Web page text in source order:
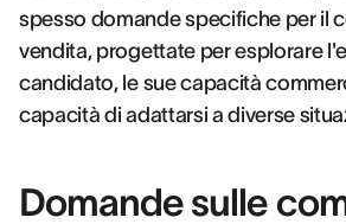
spesso domande specifiche per il
vendita, progettate per esplorare
candidato, le sue capacità
capacità di adattarsi a diverse
Domande sulle